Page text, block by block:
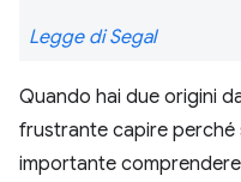
Legge di Segal
Quando hai due origini
frustrante capire perché
importante